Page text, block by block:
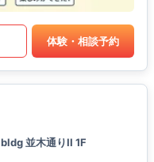
体験・相談予約
並木通りII 1F